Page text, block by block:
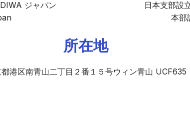
ジャパン
日本支部設
本
所在地
港区南青山二丁目２番１５号ウィン青山 UCF635